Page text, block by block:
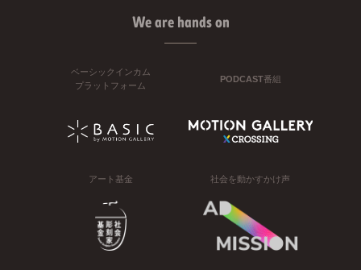
We are hands on
ベーシックインカム
プラットフォーム
PODCAST番組
アート基金 社会を動かすかけ声